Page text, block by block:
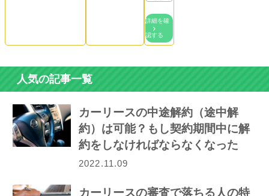
詳細を確
認する
人気の記事一覧
カーリースの中途解約（途中解
約）は可能？もし契約期間中に解
約をしなければならなくなった
ら…
2022.11.09
カーリースの審査で落ちる人の特